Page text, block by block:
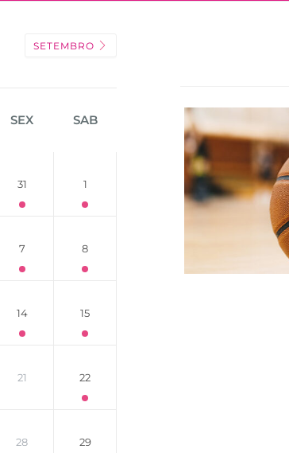
SETEMBRO
SEX SAB
31 1
7 8
14 15
21 22
28 29